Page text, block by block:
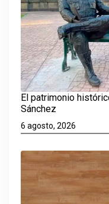
El patrimonio
Sánchez
6 agosto, 2026